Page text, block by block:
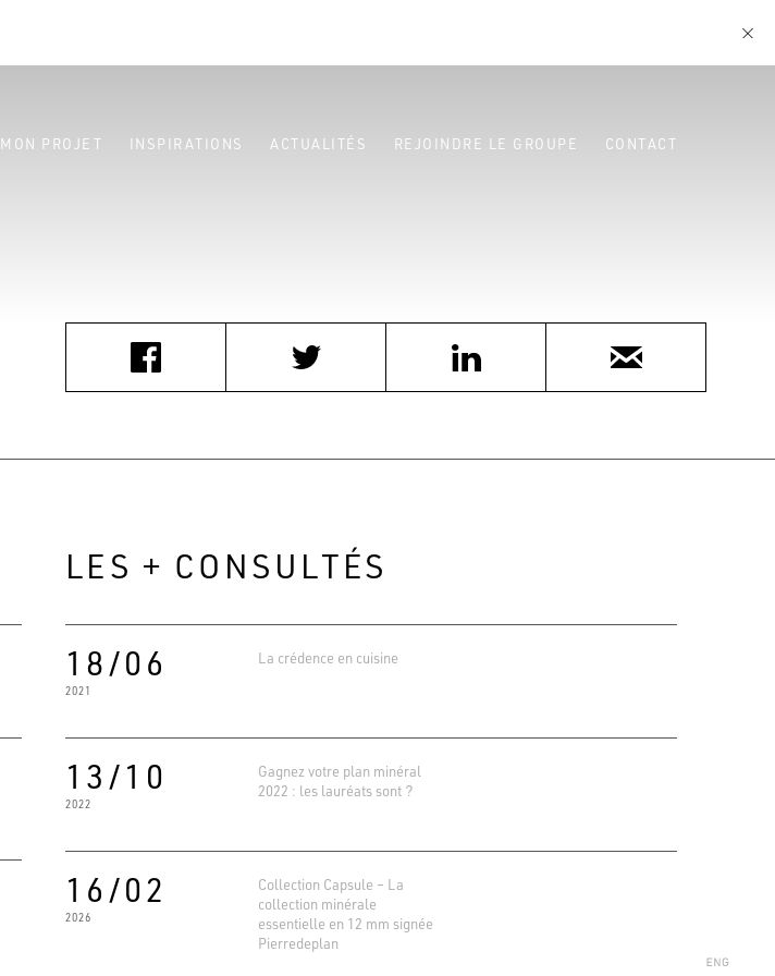
MON PROJET INSPIRATIONS ACTUALITÉS REJOINDRE LE GROUPE CONTACT
LES + CONSULTÉS
18/06
2021
La crédence en cuisine
13/10
2022
Gagnez votre plan minéral
2022 : les lauréats sont ?
16/02
2026
Collection Capsule – La
collection minérale
essentielle en 12 mm signée
Pierredeplan
4.6
Basé sur 138 avis